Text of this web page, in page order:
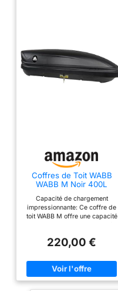
Coffres de Toit WABB
WABB M Noir 400L
Capacité de chargement
impressionnante: Ce coffre de
toit WABB M offre une capacité
objets encombrants lors de vos
latérale: Le coffre de toit
dispose d'une ouverture en
compas latérale pour faciliter le
220,00 €